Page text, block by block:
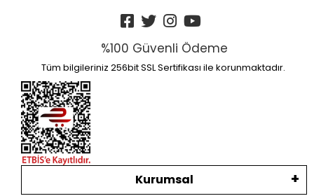
%100 Güvenli Ödeme
Tüm bilgileriniz 256bit SSL Sertifikası ile korunmaktadır.
Kurumsal